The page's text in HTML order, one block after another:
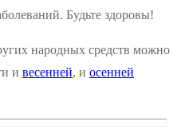
Будьте здоровы!
народных средств можно
и весенней, и осенней